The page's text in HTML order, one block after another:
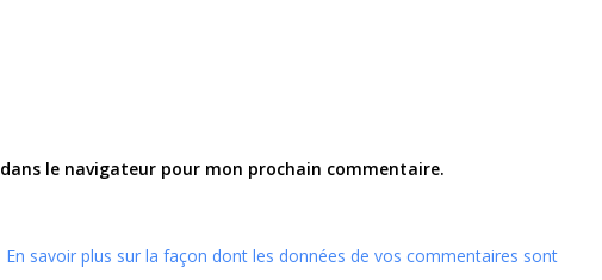
le navigateur pour mon prochain commentaire.
En savoir plus sur la façon dont les données de vos commentaires sont